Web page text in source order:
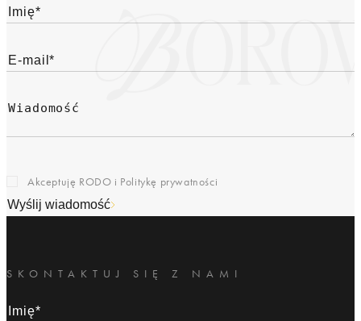
Akceptuję RODO i Politykę prywatności
Wyślij wiadomość
SKONTAKTUJ SIĘ Z NAMI